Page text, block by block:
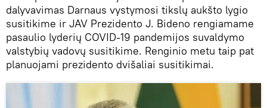
dalyvavimas Darnaus vystymosi tikslų aukšto lygio
susitikime ir JAV Prezidento J. Bideno rengiamame
pasaulio lyderių COVID-19 pandemijos suvaldymo
valstybių vadovų susitikime. Renginio metu taip pat
planuojami prezidento dvišaliai susitikimai.